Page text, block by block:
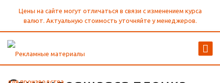
Цены на сайте могут отличаться в связи с изменением курса
валют. Актуальную стоимость уточняйте у менеджеров.